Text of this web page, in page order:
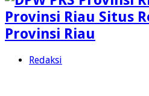
Provinsi Riau Situs
Provinsi Riau
Redaksi